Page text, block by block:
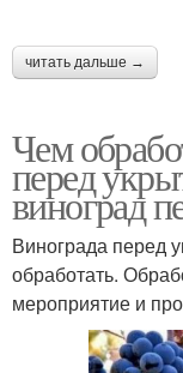
читать дальше →
Чем
перед
виноград
Винограда перед
обработать.
мероприятие и